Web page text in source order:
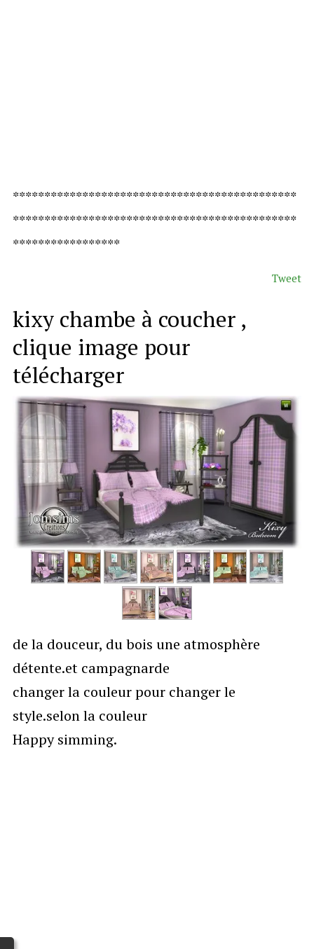
*********************************************
*********************************************
*****************
Tweet
kixy chambe à coucher ,
clique image pour
télécharger
de la douceur, du bois une atmosphère
détente.et campagnarde
changer la couleur pour changer le
style.selon la couleur
Happy simming.